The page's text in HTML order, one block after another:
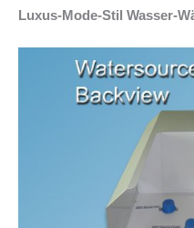
Luxus-Mode-Stil Wasser-